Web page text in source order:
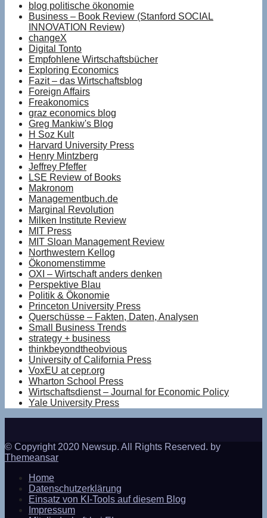
blog politische ökonomie
Business – Book Review (Stanford SOCIAL
INNOVATION Review)
changeX
Digital Tonto
Empfohlene Wirtschaftsbücher
Exploring Economics
Fazit – das Wirtschaftsblog
Foreign Affairs
Freakonomics
graz economics blog
Greg Mankiw's Blog
H Soz Kult
Harvard University Press
Henry Mintzberg
Jeffrey Pfeffer
LSE Review of Books
Makronom
Managementbuch.de
Marginal Revolution
Milken Institute Review
MIT Press
MIT Sloan Management Review
Northwestern Kellog
Ökonomenstimme
OXI – Wirtschaft anders denken
Perspektive Blau
Politik & Ökonomie
Princeton University Press
Querschüsse – Fakten, Daten, Analysen
Small Business Trends
strategy + business
thinkbeyondtheobvious
University of California Press
VoxEU at cepr.org
Wharton School Press
Wirtschaftsdienst – Journal for Economic Policy
Yale University Press
© Copyright 2020 Newsup. All Rights Reserved. by
Themeansar
Home
Datenschutzerklärung
Einsatz von KI-Tools auf diesem Blog
Impressum